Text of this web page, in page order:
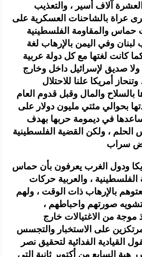
العشرة آلاف أسير ، والتعذيب
عراة بالشاحنات العسكرية على
والمقاومة الفلسطينية
وفي اليمن بالإرهاب لغة
كانت لغتها مع كل دولة عربية
ولا صديق لإسرائيل داخل وخارج
أمريكا علنا للاحتلال
بالسلاح والمال وقبل قدوم العام
بحوالي مئتي مليون دولار على
في ديمومة حربها بهدف
، ولكن القضية الفلسطينية
ودول الغرب يعرفون بأن حماس
الفلسطينية ، والعربية حركات
بالإرهاب ذات الوقت ، ولهم
صورتهم واحباطهم ،
موجة من الاغتيالات خارج
مرتكزين على الاستخبار والتجسس
القيادية الفدائية لتحقيق نصر
هبة السابع من أكتوبر ثانية التي